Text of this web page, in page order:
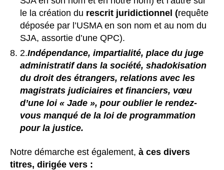
le la création du rescrit juridictionnel (requête
déposée par l’USMA en son nom et au nom du
SJA, assortie d’une QPC).
2.Indépendance, impartialité, place du juge
administratif dans la société, shadokisation
du droit des étrangers, relations avec les
magistrats judiciaires et financiers, vœu
d’une loi « Jade », pour oublier le rendez-
vous manqué de la loi de programmation
pour la justice.
Notre démarche est également, à ces divers
titres, dirigée vers :